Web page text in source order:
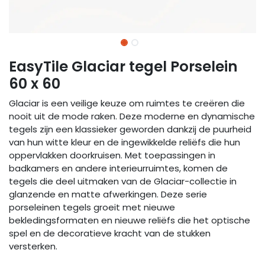
EasyTile Glaciar tegel Porselein
60 x 60
Glaciar is een veilige keuze om ruimtes te creëren die
nooit uit de mode raken. Deze moderne en dynamische
tegels zijn een klassieker geworden dankzij de puurheid
van hun witte kleur en de ingewikkelde reliëfs die hun
oppervlakken doorkruisen. Met toepassingen in
badkamers en andere interieurruimtes, komen de
tegels die deel uitmaken van de Glaciar-collectie in
glanzende en matte afwerkingen. Deze serie
porseleinen tegels groeit met nieuwe
bekledingsformaten en nieuwe reliëfs die het optische
spel en de decoratieve kracht van de stukken
versterken.